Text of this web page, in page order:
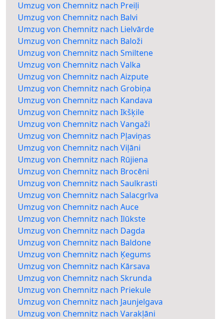
Umzug von Chemnitz nach Preiļi
Umzug von Chemnitz nach Balvi
Umzug von Chemnitz nach Lielvārde
Umzug von Chemnitz nach Baloži
Umzug von Chemnitz nach Smiltene
Umzug von Chemnitz nach Valka
Umzug von Chemnitz nach Aizpute
Umzug von Chemnitz nach Grobiņa
Umzug von Chemnitz nach Kandava
Umzug von Chemnitz nach Ikšķile
Umzug von Chemnitz nach Vangaži
Umzug von Chemnitz nach Pļaviņas
Umzug von Chemnitz nach Viļāni
Umzug von Chemnitz nach Rūjiena
Umzug von Chemnitz nach Brocēni
Umzug von Chemnitz nach Saulkrasti
Umzug von Chemnitz nach Salacgrīva
Umzug von Chemnitz nach Auce
Umzug von Chemnitz nach Ilūkste
Umzug von Chemnitz nach Dagda
Umzug von Chemnitz nach Baldone
Umzug von Chemnitz nach Ķegums
Umzug von Chemnitz nach Kārsava
Umzug von Chemnitz nach Skrunda
Umzug von Chemnitz nach Priekule
Umzug von Chemnitz nach Jaunjelgava
Umzug von Chemnitz nach Varakļāni